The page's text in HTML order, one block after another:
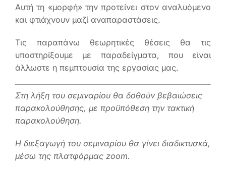
Αυτή τη «μορφή» την προτείνει στον αναλυόμενο
και φτιάχνουν μαζί αναπαραστάσεις.
Τις παραπάνω θεωρητικές θέσεις θα τις
υποστηρίξουμε με παραδείγματα, που είναι
άλλωστε η πεμπτουσία της εργασίας μας.
Στη λήξη του σεμιναρίου θα δοθούν βεβαιώσεις
παρακολούθησης, με προϋπόθεση την τακτική
παρακολούθηση.
Η διεξαγωγή του σεμιναρίου θα γίνει διαδικτυακά,
μέσω της πλατφόρμας zoom.